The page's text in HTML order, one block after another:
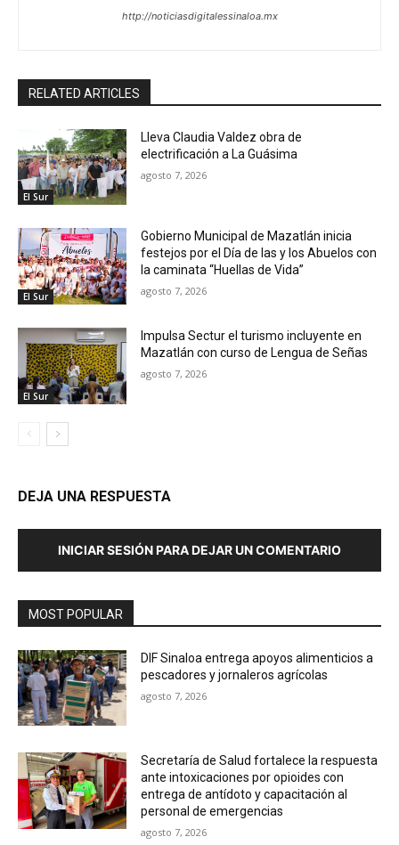
http://noticiasdigitalessinaloa.mx
RELATED ARTICLES
El Sur
Lleva Claudia Valdez obra de
electrificación a La Guásima
agosto 7, 2026
El Sur
Gobierno Municipal de Mazatlán inicia
festejos por el Día de las y los Abuelos con
la caminata “Huellas de Vida”
agosto 7, 2026
El Sur
Impulsa Sectur el turismo incluyente en
Mazatlán con curso de Lengua de Señas
agosto 7, 2026
DEJA UNA RESPUESTA
INICIAR SESIÓN PARA DEJAR UN COMENTARIO
MOST POPULAR
DIF Sinaloa entrega apoyos alimenticios a
pescadores y jornaleros agrícolas
agosto 7, 2026
Secretaría de Salud fortalece la respuesta
ante intoxicaciones por opioides con
entrega de antídoto y capacitación al
personal de emergencias
agosto 7, 2026